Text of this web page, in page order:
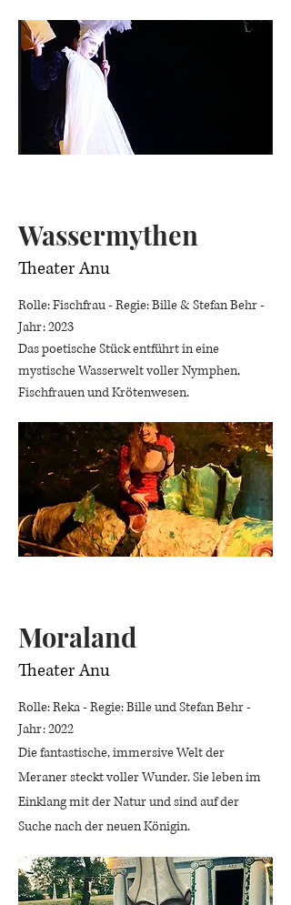
Wassermythen
Theater Anu
Rolle: Fischfrau - Regie: Bille & Stefan Behr -
Jahr: 2023
Das poetische Stück entführt in eine
mystische Wasserwelt voller Nymphen,
Fischfrauen und Krötenwesen.
Moraland
Theater Anu
Rolle: Reka - Regie: Bille und Stefan Behr -
Jahr: 2022
​Die fantastische, immersive Welt der
Meraner steckt voller Wunder. Sie leben im
Einklang mit der Natur und sind auf der
Suche nach der neuen Königin.